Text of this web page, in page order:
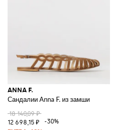
ANNA F.
Сандалии Anna F. из замши
18 140,09 ₽
12 698,15 ₽
-30%